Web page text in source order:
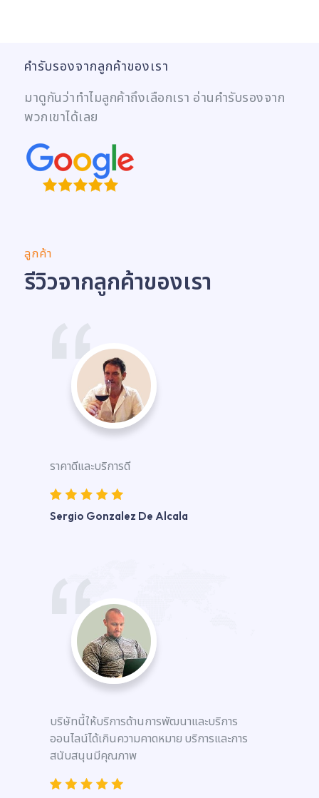
คำรับรองจากลูกค้าของเรา
มาดูกันว่าทำไมลูกค้าถึงเลือกเรา อ่านคำรับรองจาก
พวกเขาได้เลย
ลูกค้า
รีวิวจากลูกค้าของเรา
ราคาดีและบริการดี
Sergio Gonzalez De Alcala
บริษัทนี้ให้บริการด้านการพัฒนาและบริการ
ออนไลน์ได้เกินความคาดหมาย บริการและการ
สนับสนุนมีคุณภาพ